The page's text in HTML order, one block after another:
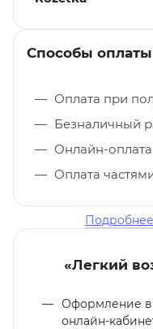
Способы оплаты
Оплата при
Безналичный
Онлайн-
Оплата
«Легкий
Оформление
онлайн-